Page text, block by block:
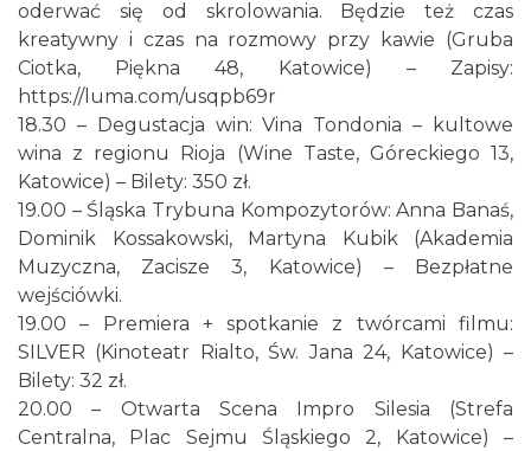
Fajer Festiwal 2026
2026-08-28
4.27 km
oderwać się od skrolowania. Będzie też czas
kreatywny i czas na rozmowy przy kawie (Gruba
Ciotka, Piękna 48, Katowice) – Zapisy:
https://luma.com/usqpb69r
18.30 – Degustacja win: Vina Tondonia – kultowe
wina z regionu Rioja (Wine Taste, Góreckiego 13,
Katowice) – Bilety: 350 zł.
19.00 – Śląska Trybuna Kompozytorów: Anna Banaś,
Dominik Kossakowski, Martyna Kubik (Akademia
Muzyczna, Zacisze 3, Katowice) – Bezpłatne
wejściówki.
19.00 – Premiera + spotkanie z twórcami filmu:
SILVER (Kinoteatr Rialto, Św. Jana 24, Katowice) –
Bilety: 32 zł.
20.00 – Otwarta Scena Impro Silesia (Strefa
Centralna, Plac Sejmu Śląskiego 2, Katowice) –